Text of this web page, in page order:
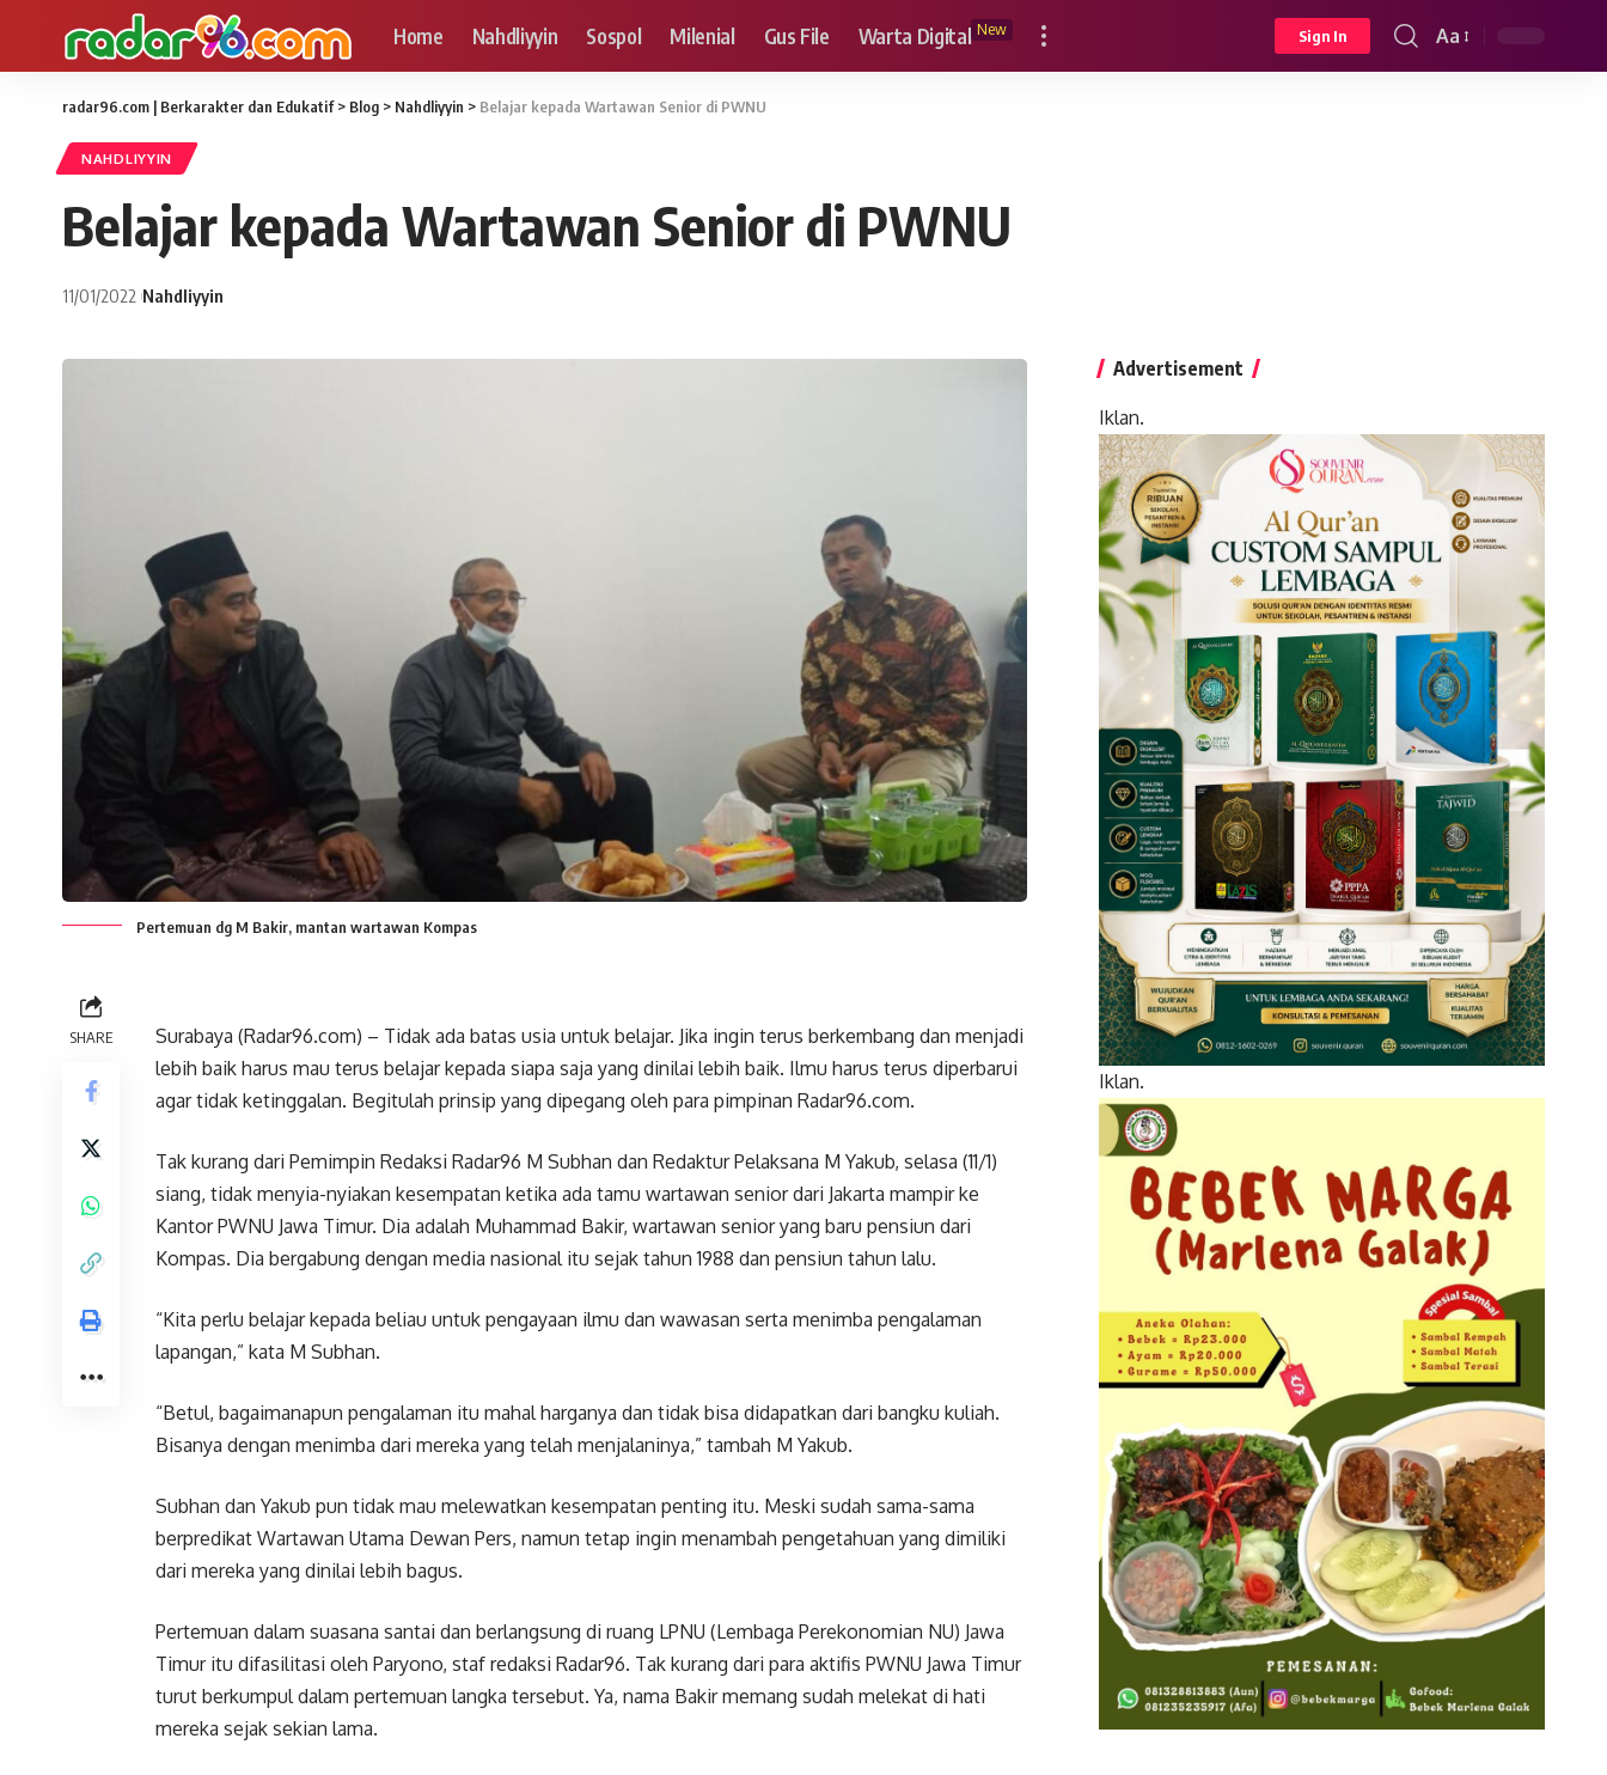
Home Nahdliyyin Sospol Milenial Gus File Warta Digital New Sign In
Font
Aa
radar96.com | Berkarakter dan Edukatif> Blog > Nahdliyyin > Belajar kepada Wartawan Senior di PWNU
NAHDLIYYIN
Belajar kepada Wartawan Senior di PWNU
11/01/2022 Nahdliyyin
Pertemuan dg M Bakir, mantan wartawan Kompas
SHARE
Surabaya (Radar96.com) – Tidak ada batas usia untuk belajar. Jika ingin terus berkembang dan menjadi
lebih baik harus mau terus belajar kepada siapa saja yang dinilai lebih baik. Ilmu harus terus diperbarui
agar tidak ketinggalan. Begitulah prinsip yang dipegang oleh para pimpinan Radar96.com.
Tak kurang dari Pemimpin Redaksi Radar96 M Subhan dan Redaktur Pelaksana M Yakub, selasa (11/1)
siang, tidak menyia-nyiakan kesempatan ketika ada tamu wartawan senior dari Jakarta mampir ke
Kantor PWNU Jawa Timur. Dia adalah Muhammad Bakir, wartawan senior yang baru pensiun dari
Kompas. Dia bergabung dengan media nasional itu sejak tahun 1988 dan pensiun tahun lalu.
“Kita perlu belajar kepada beliau untuk pengayaan ilmu dan wawasan serta menimba pengalaman
lapangan,” kata M Subhan.
“Betul, bagaimanapun pengalaman itu mahal harganya dan tidak bisa didapatkan dari bangku kuliah.
Bisanya dengan menimba dari mereka yang telah menjalaninya,” tambah M Yakub.
Subhan dan Yakub pun tidak mau melewatkan kesempatan penting itu. Meski sudah sama-sama
berpredikat Wartawan Utama Dewan Pers, namun tetap ingin menambah pengetahuan yang dimiliki
dari mereka yang dinilai lebih bagus.
Pertemuan dalam suasana santai dan berlangsung di ruang LPNU (Lembaga Perekonomian NU) Jawa
Timur itu difasilitasi oleh Paryono, staf redaksi Radar96. Tak kurang dari para aktifis PWNU Jawa Timur
turut berkumpul dalam pertemuan langka tersebut. Ya, nama Bakir memang sudah melekat di hati
mereka sejak sekian lama.
Advertisement
Iklan.
Iklan.